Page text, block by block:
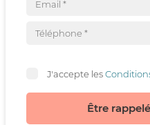
J'accepte les
Être